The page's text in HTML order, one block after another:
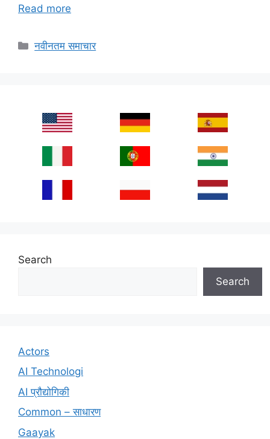
Read more
Categories
नवीनतम समाचार
Search
Search
Actors
AI Technologi
AI प्रौद्योगिकी
Common – साधारण
Gaayak